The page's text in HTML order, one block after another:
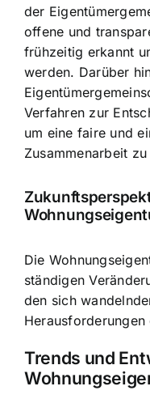
der
offene und
frühzeitig erkannt
werden. Darüber
Verfahren zur
um eine faire und
Zusammenarbeit
Die
ständigen
den sich
Trends und